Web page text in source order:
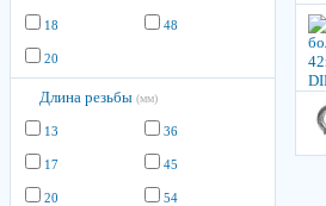
18
20
48
Длина резьбы (мм)
13
17
20
36
45
54